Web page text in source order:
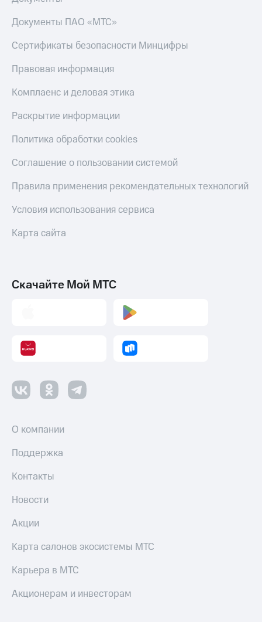
Документы ПАО «МТС»
Сертификаты безопасности Минцифры
Правовая информация
Комплаенс и деловая этика
Раскрытие информации
Политика обработки cookies
Соглашение о пользовании системой
Правила применения рекомендательных технологий
Условия использования сервиса
Карта сайта
Скачайте Мой МТС
О компании
Поддержка
Контакты
Новости
Акции
Карта салонов экосистемы МТС
Карьера в МТС
Акционерам и инвесторам